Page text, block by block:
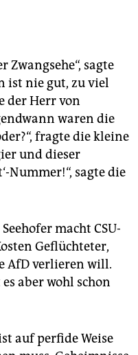
Zwangsehe“, sagte
ist nie gut, zu viel
der Herr von
waren die
fragte die kleine
und dieser
Nummer!“, sagte die
macht CSU-
Geflüchteter,
AfD verlieren will.
aber wohl schon
auf perfide Weise